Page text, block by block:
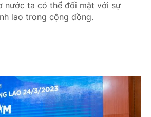
nước ta có thể đối mặt với sự
lao trong cộng đồng.